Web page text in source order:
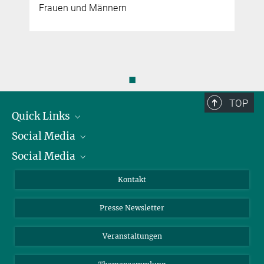
Frauen und Männern
◼
TOP
Quick Links
Präsident
Zahlen und Fakten
Meldestelle Fehlverhalten
Social Media
Bluesky
TikTok
Social Media
Instagram
YouTube
Kontakt
Presse Newsletter
Veranstaltungen